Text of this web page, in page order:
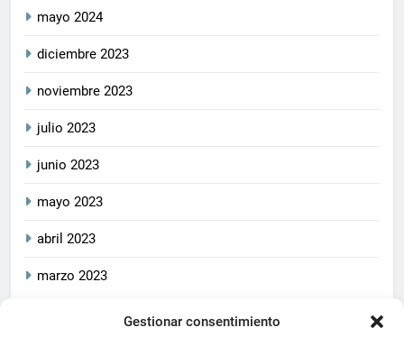
Gestionar consentimiento
mayo 2024
diciembre 2023
noviembre 2023
julio 2023
junio 2023
mayo 2023
abril 2023
marzo 2023